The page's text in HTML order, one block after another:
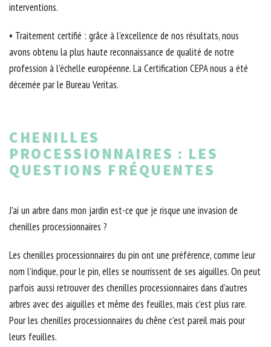
interventions.
• Traitement certifié : grâce à l’excellence de nos résultats, nous
avons obtenu la plus haute reconnaissance de qualité de notre
profession à l’échelle européenne. La Certification CEPA nous a été
décernée par le Bureau Veritas.
CHENILLES
PROCESSIONNAIRES : LES
QUESTIONS FRÉQUENTES
J’ai un arbre dans mon jardin est-ce que je risque une invasion de
chenilles processionnaires ?
Les chenilles processionnaires du pin ont une préférence, comme leur
nom l’indique, pour le pin, elles se nourrissent de ses aiguilles. On peut
parfois aussi retrouver des chenilles processionnaires dans d’autres
arbres avec des aiguilles et même des feuilles, mais c’est plus rare.
Pour les chenilles processionnaires du chêne c'est pareil mais pour
leurs feuilles.